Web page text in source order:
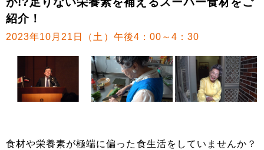
紹介！
2023年10月21日（土）午後4：00～4：30
食材や栄養素が極端に偏った食生活をしていませんか？